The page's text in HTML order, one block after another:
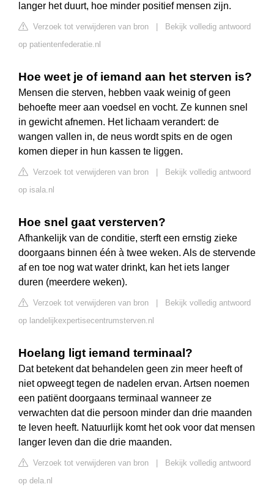
langer het duurt, hoe minder positief mensen zijn.
Verzoek tot verwijderen van bron
Bekijk volledig antwoord
op patientenfederatie.nl
Hoe weet je of iemand aan het sterven is?
Mensen die sterven, hebben vaak weinig of geen
behoefte meer aan voedsel en vocht. Ze kunnen snel
in gewicht afnemen. Het lichaam verandert: de
wangen vallen in, de neus wordt spits en de ogen
komen dieper in hun kassen te liggen.
Verzoek tot verwijderen van bron
Bekijk volledig antwoord
op isala.nl
Hoe snel gaat versterven?
Afhankelijk van de conditie, sterft een ernstig zieke
doorgaans binnen één à twee weken. Als de stervende
af en toe nog wat water drinkt, kan het iets langer
duren (meerdere weken).
Verzoek tot verwijderen van bron
Bekijk volledig antwoord
op landelijkexpertisecentrumsterven.nl
Hoelang ligt iemand terminaal?
Dat betekent dat behandelen geen zin meer heeft of
niet opweegt tegen de nadelen ervan. Artsen noemen
een patiënt doorgaans terminaal wanneer ze
verwachten dat die persoon minder dan drie maanden
te leven heeft. Natuurlijk komt het ook voor dat mensen
langer leven dan die drie maanden.
Verzoek tot verwijderen van bron
Bekijk volledig antwoord
op dela.nl